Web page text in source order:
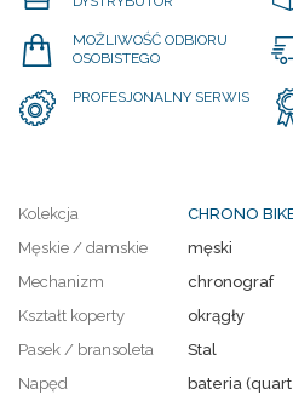
MOŻLIWOŚĆ ODBIORU
OSOBISTEGO
PROFESJONALNY SERWIS
Kolekcja
CHRONO
Męskie / damskie
męski
Mechanizm
chronograf
Kształt koperty
okrągły
Pasek / bransoleta
Stal
Napęd
bateria